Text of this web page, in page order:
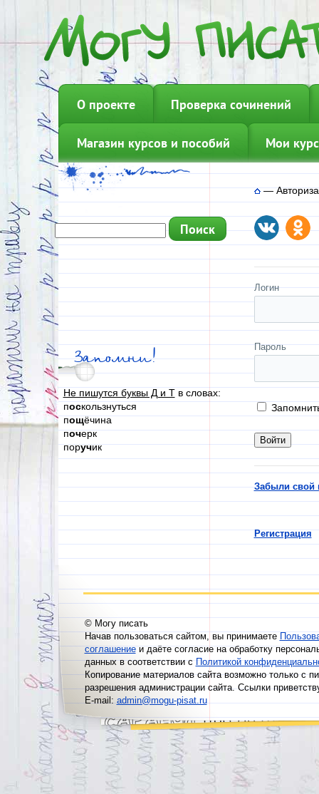
О проекте Проверка сочинений
Магазин курсов и пособий Мои
Запомни!
Не пишутся буквы Д и Тв словах:
поскользнуться
пощёчина
почерк
поручик
—
Логин
Пароль
Забыли свой
Регистрация
© Могу писать
Начав пользоваться сайтом, вы принимаете
соглашениеи даёте согласие на обработку
данных в соответствии сПолитикой
Копирование материалов сайта возможно только с
разрешения администрации сайта. Ссылки
E-mail:admin@mogu-pisat.ru